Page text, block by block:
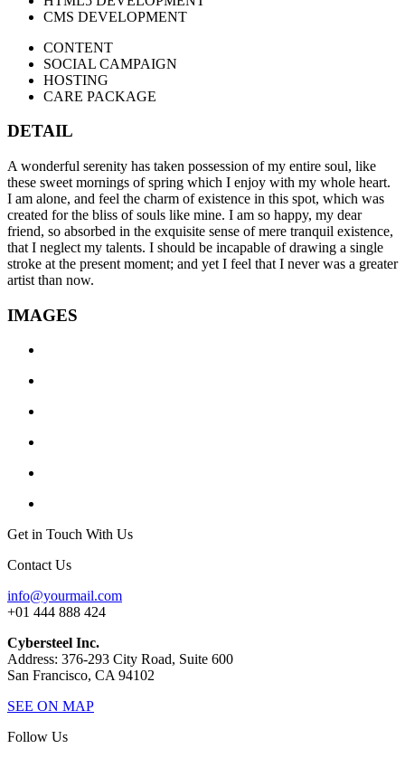
CMS DEVELOPMENT
CONTENT
SOCIAL CAMPAIGN
HOSTING
CARE PACKAGE
DETAIL
A wonderful serenity has taken possession of my entire soul, like
these sweet mornings of spring which I enjoy with my whole heart.
I am alone, and feel the charm of existence in this spot, which was
created for the bliss of souls like mine. I am so happy, my dear
friend, so absorbed in the exquisite sense of mere tranquil existence,
that I neglect my talents. I should be incapable of drawing a single
stroke at the present moment; and yet I feel that I never was a greater
artist than now.
IMAGES
Get in Touch With Us
Contact Us
info@yourmail.com
+01 444 888 424
Cybersteel Inc.
Address: 376-293 City Road, Suite 600
San Francisco, CA 94102
SEE ON MAP
Follow Us